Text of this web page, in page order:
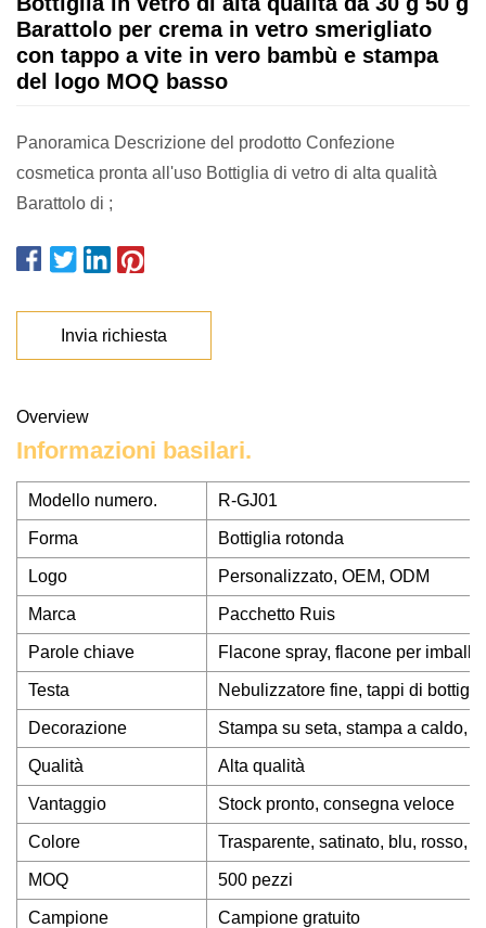
Barattolo per crema in vetro smerigliato
con tappo a vite in vero bambù e stampa
del logo MOQ basso
Panoramica Descrizione del prodotto Confezione
cosmetica pronta all'uso Bottiglia di vetro di alta qualità
Barattolo di ;
Invia richiesta
Overview
Informazioni basilari.
Modello numero. R-GJ01
Forma Bottiglia rotonda
Logo Personalizzato, OEM, ODM
Marca Pacchetto Ruis
Parole chiave Flacone spray, flacone per
Testa Nebulizzatore fine, tappi di
Decorazione Stampa su seta, stampa a caldo,
Qualità Alta qualità
Vantaggio Stock pronto, consegna veloce
Colore Trasparente, satinato, blu, rosso,
MOQ 500 pezzi
Campione Campione gratuito